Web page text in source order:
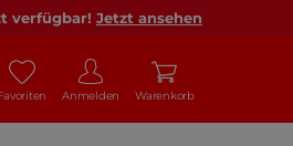
verfügbar! Jetzt ansehen
Anmelden Warenkorb